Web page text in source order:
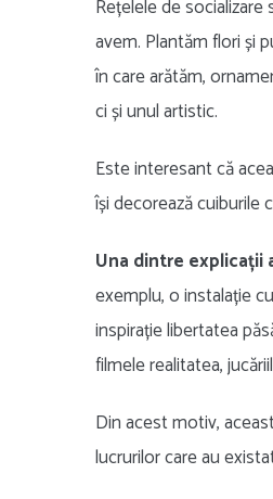
Rețelele de
avem. Plantăm flori și
în care arătăm,
ci și unul artistic.
Este interesant că
își decorează cuiburile
Una dintre explicații
exemplu, o instalație
inspirație libertatea
filmele realitatea,
Din acest motiv,
lucrurilor care au